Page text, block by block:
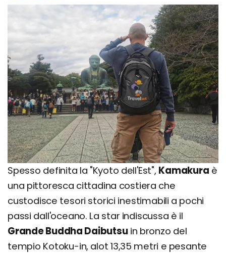
Spesso definita la "Kyoto dell'Est", Kamakura è
una pittoresca cittadina costiera che
custodisce tesori storici inestimabili a pochi
passi dall'oceano. La star indiscussa è il
Grande Buddha Daibutsuin bronzo del
tempio Kotoku-in, alot 13,35 metri e pesante